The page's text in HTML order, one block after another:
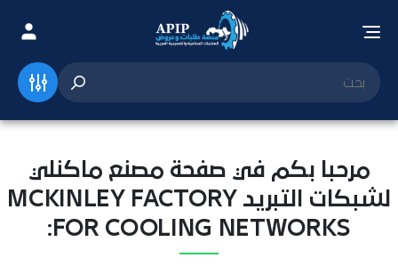
مرحبا بكم في صفحة مصنع ماكنلي
لشبكات التبريد MCKINLEY FACTORY
FOR COOLING NETWORKS: